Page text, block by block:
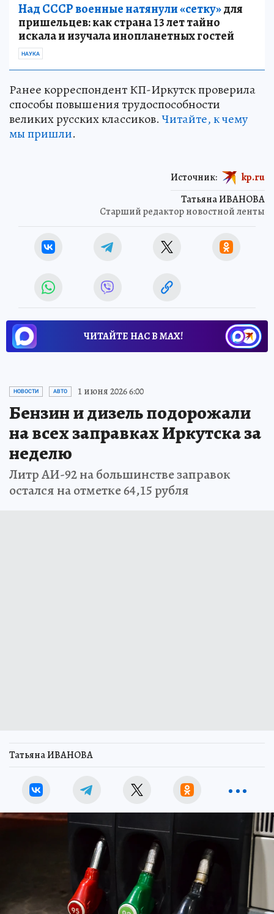
Над СССР военные натянули «сетку»для
пришельцев: как страна 13 лет тайно
искала и изучала инопланетных гостей
НАУКА
Ранее корреспондент КП-Иркутск проверила
способы повышения трудоспособности
великих русских классиков.Читайте, к чему
мы пришли.
Татьяна ИВАНОВА
Старший редактор новостной ленты
Источник: kp.ru
ЧИТАЙТЕ НАС В МАХ!
НОВОСТИ АВТО 1 июня 2026 6:00
Бензин и дизель подорожали
на всех заправках Иркутска за
неделю
Литр АИ-92 на большинстве заправок
остался на отметке 64,15 рубля
Татьяна ИВАНОВА